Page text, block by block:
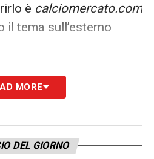
è calciomercato.com
il tema sull’esterno
ha provato a fare
stampa sulle
francese, da lui
MORE
DEL GIORNO